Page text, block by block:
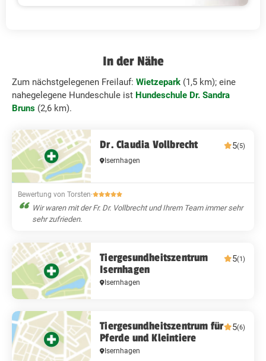
In der Nähe
Zum nächstgelegenen Freilauf: Wietzepark (1,5 km); eine
nahegelegene Hundeschule ist Hundeschule Dr. Sandra
Bruns (2,6 km).
Dr. Claudia Vollbrecht 5(5)
Isernhagen
Bewertung von Torsten·
Wir waren mit der Fr. Dr. Vollbrecht und Ihrem Team immer sehr
sehr zufrieden.
Tiergesundheitszentrum
Isernhagen
5(1)
Isernhagen
Tiergesundheitszentrum für
Pferde und Kleintiere
5(6)
Isernhagen